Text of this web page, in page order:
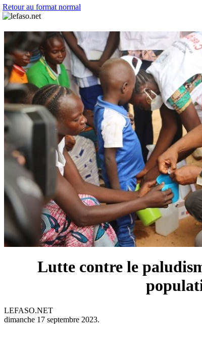
Retour au format normal
Lutte contre le
LEFASO.NET
dimanche 17 septembre 2023.